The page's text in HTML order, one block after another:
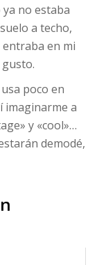
no estaba
a techo,
entraba en mi
poco en
imaginarme a
y «cool»…
demodé,